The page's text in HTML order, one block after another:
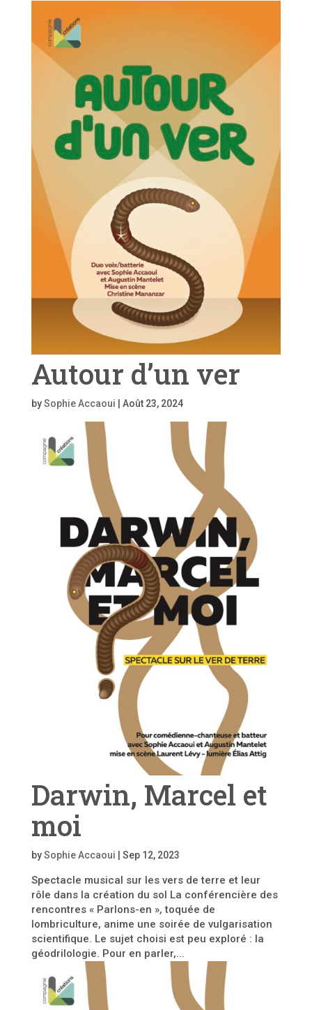
Autour d’un ver
bySophie Accaoui Août 23, 2024
Darwin, Marcel et
moi
bySophie Accaoui Sep 12, 2023
Spectacle musical sur les vers de terre et leur
rôle dans la création du sol La conférencière des
rencontres « Parlons-en », toquée de
lombriculture, anime une soirée de vulgarisation
scientifique. Le sujet choisi est peu exploré : la
géodrilologie. Pour en parler,...